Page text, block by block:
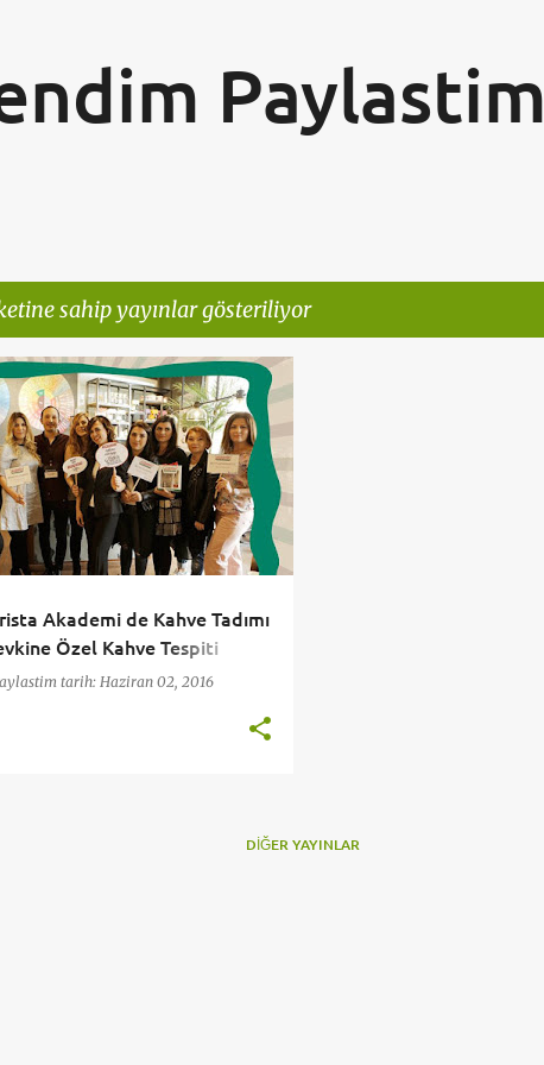
Paylastim
sahip yayınlar gösteriliyor
Akademi de Kahve Tadımı
Özel Kahve Tespiti
tarih: Haziran 02, 2016
DOUGHNUT KAHVE TADIMI +
DIĞER YAYINLAR